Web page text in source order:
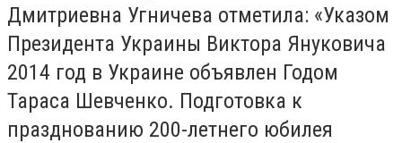
Дмитриевна Угничева отметила: «Указом
Президента Украины Виктора Януковича
2014 год в Украине объявлен Годом
Тараса Шевченко. Подготовка к
празднованию 200-летнего юбилея